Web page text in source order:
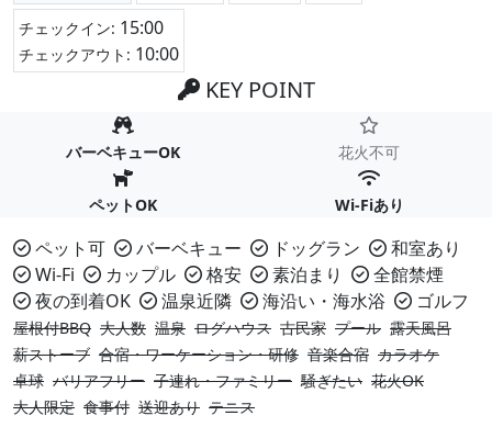
チェックイン: 15:00
チェックアウト: 10:00
KEY POINT
バーベキューOK 花火不可
ペットOK Wi-Fiあり
ペット可 バーベキュー ドッグラン
和室あり
Wi-Fi
カップル 格安 素泊まり
全館禁煙
夜の到着OK
温泉近隣 海沿い・海水浴 ゴルフ
屋根付BBQ 大人数 温泉 ログハウス 古民家 プール 露天風呂
薪ストーブ 合宿・ワーケーション・研修 音楽合宿 カラオケ
卓球 バリアフリー 子連れ・ファミリー 騒ぎたい 花火OK
大人限定 食事付 送迎あり テニス